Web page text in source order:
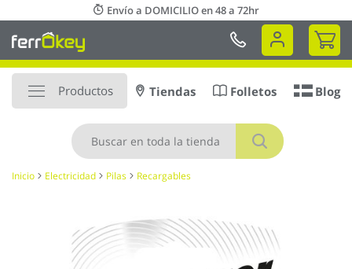
al
contenido
Envío a DOMICILIO en 48 a 72hr
Mi
Productos
Buscar
Tiendas Folletos Blog
Inicio Electricidad Pilas Recargables